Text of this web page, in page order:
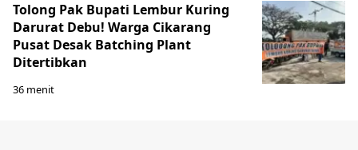
Tolong Pak Bupati Lembur Kuring
Darurat Debu! Warga Cikarang
Pusat Desak Batching Plant
Ditertibkan
36 menit